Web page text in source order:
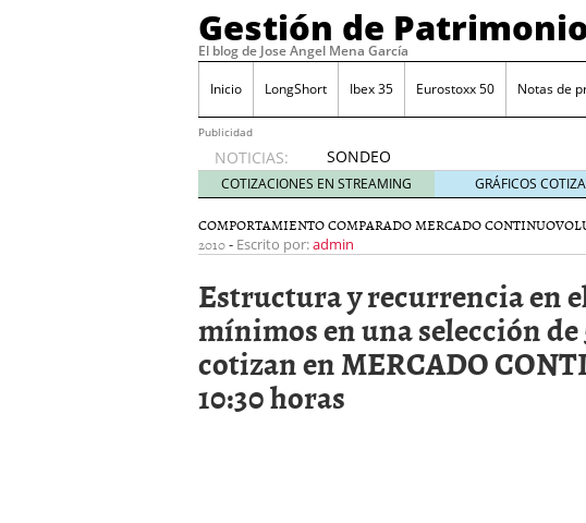
Gestión de
El blog de Jose Angel Mena García
Inicio LongShort Ibex 35 Eurostoxx 50 Notas de
Publicidad
NOTICIAS:
SONDEO
IBEX35.
ACCESO
A LA
PLANTILLA
TODOS
LOS
VALORES
DE
IBEX35
mayo 29,
COTIZACIONES EN STREAMING GRÁFICOS
COMPORTAMIENTO COMPARADO MERCADO CONTINUO
2010- Escrito por:admin
Estructura y recurrencia en
mínimos en una selección de
cotizan en MERCADO
10:30 horas